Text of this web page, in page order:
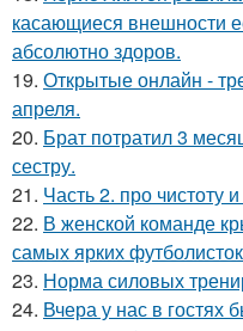
касающиеся внешности
абсолютно здоров.
19. Открытые онлайн -
апреля.
20. Брат потратил 3
сестру.
21. Часть 2. про чистоту
22. В женской команде
самых ярких
23. Норма силовых
24. Вчера у нас в гостях